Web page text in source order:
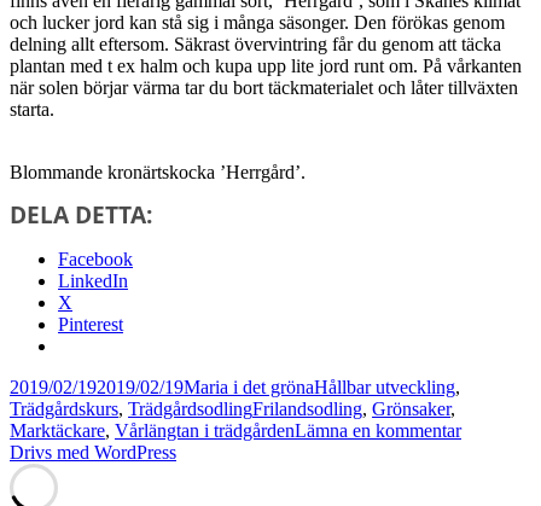
och lucker jord kan stå sig i många säsonger. Den förökas genom
delning allt eftersom. Säkrast övervintring får du genom att täcka
plantan med t ex halm och kupa upp lite jord runt om. På vårkanten
när solen börjar värma tar du bort täckmaterialet och låter tillväxten
starta.
Blommande kronärtskocka ’Herrgård’.
DELA DETTA:
Facebook
LinkedIn
X
Pinterest
Postat
2019/02/192019/02/19Författare
Maria i det grönaKategorier
Hållbar utveckling,
Trädgårdskurs, TrädgårdsodlingTaggar
Frilandsodling, Grönsaker,
Marktäckare, Vårlängtan i trädgårdenLämna en kommentartill
Drivs med WordPress